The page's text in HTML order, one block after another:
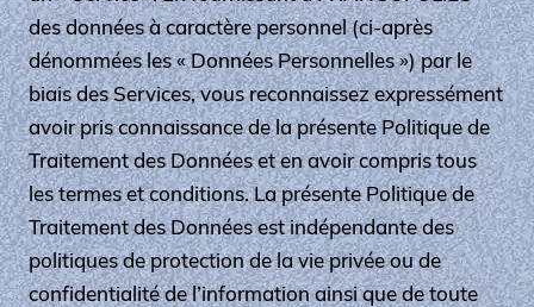
des données à caractère personnel (ci-après
dénommées les « Données Personnelles ») par le
biais des Services, vous reconnaissez expressément
avoir pris connaissance de la présente Politique de
Traitement des Données et en avoir compris tous
les termes et conditions. La présente Politique de
Traitement des Données est indépendante des
politiques de protection de la vie privée ou de
confidentialité de l’information ainsi que de toute